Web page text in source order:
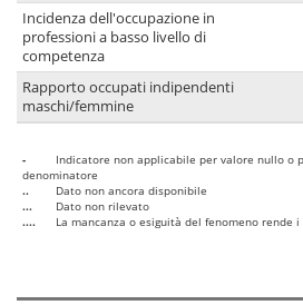
Incidenza dell'occupazione in
professioni a basso livello di
competenza
Rapporto occupati indipendenti
maschi/femmine
-
Indicatore non applicabile per valore nullo o
denominatore
..
Dato non ancora disponibile
...
Dato non rilevato
....
La mancanza o esiguità del fenomeno rende